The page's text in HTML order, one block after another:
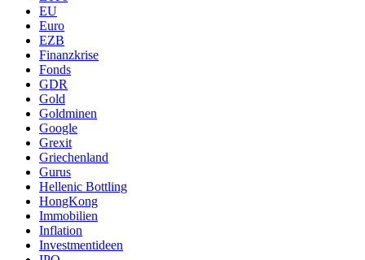
EU
Euro
EZB
Finanzkrise
Fonds
GDR
Gold
Goldminen
Google
Grexit
Griechenland
Gurus
Hellenic Bottling
HongKong
Immobilien
Inflation
Investmentideen